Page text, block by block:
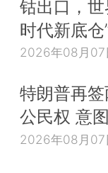
钴出口，
时代新底仓
2026年08月07
特朗普再
公民权 意
2026年08月07